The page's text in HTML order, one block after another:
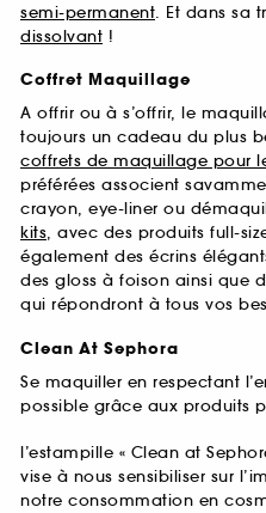
semi-permanent. Et dans sa
dissolvant !
Coffret Maquillage
A offrir ou à s’offrir, le
toujours un cadeau du plus
coffrets de maquillage pour
préférées associent
crayon, eye-liner ou
kits, avec des produits full-
également des écrins
des gloss à foison ainsi que
qui répondront à tous vos
Clean At Sephora
Se maquiller en respectant
possible grâce aux produits
l’estampille « Clean at
vise à nous sensibiliser sur
notre consommation en